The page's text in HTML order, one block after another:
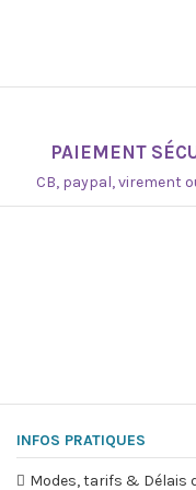
PAIEMENT
CB, paypal, virement
INFOS PRATIQUES
Modes, tarifs & Délais